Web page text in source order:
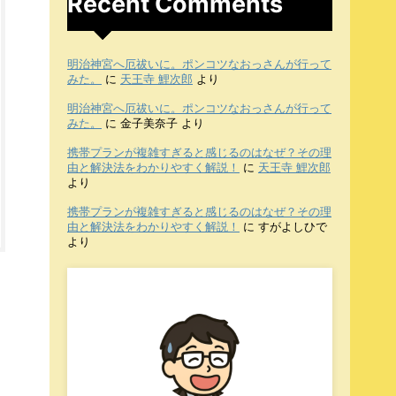
明治神宮へ厄祓いに。ポンコツなおっさんが行って
みた。
に 天王寺 鯉次郎 より
明治神宮へ厄祓いに。ポンコツなおっさんが行って
みた。
に 金子美奈子 より
携帯プランが複雑すぎると感じるのはなぜ？その理
由と解決法をわかりやすく解説！
に 天王寺 鯉次郎
より
携帯プランが複雑すぎると感じるのはなぜ？その理
由と解決法をわかりやすく解説！
に すがよしひで
より